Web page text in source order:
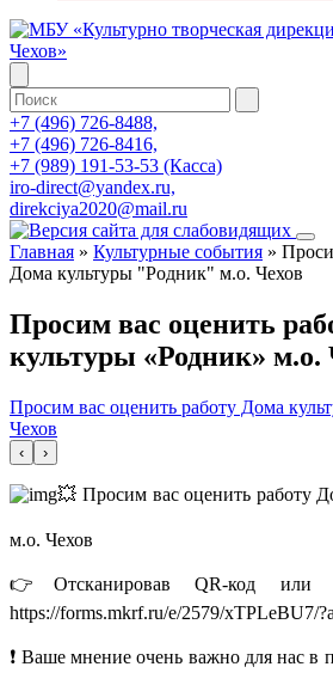
+7 (496) 726-8488,
+7 (496) 726-8416,
+7 (989) 191-53-53 (Касса)
iro-direct@yandex.ru,
direkciya2020@mail.ru
Главная » Культурные события »
Дома культуры "Родник" м.о. Чехов
Просим вас оценить
культуры «Родник» м.о.
Просим вас оценить работу Дома
Чехов
‹ ›
💥 Просим вас оценить работу
м.о. Чехов
👉Отсканировав QR-код или
https://forms.mkrf.ru/e/2579/xTPLeBU7/
❗ Ваше мнение очень важно для нас в